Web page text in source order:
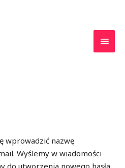
wprowadzić nazwę
Wyślemy w wiadomości
utworzenia nowego hasła.